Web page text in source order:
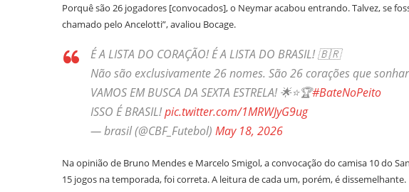
Porquê são 26 jogadores [convocados], o Neymar acabou entrando. Talvez, se
chamado pelo Ancelotti”, avaliou Bocage.
É A LISTA DO CORAÇÃO! É A LISTA DO BRASIL! 🇧🇷
Não são exclusivamente 26 nomes. São 26 corações que
VAMOS EM BUSCA DA SEXTA ESTRELA! 🌟⭐🏆#BateNoPeito
ISSO É BRASIL!pic.twitter.com/1MRWJyG9ug
— brasil (@CBF_Futebol) May 18, 2026
Na opinião de Bruno Mendes e Marcelo Smigol, a convocação do camisa 10 do
15 jogos na temporada, foi correta. A leitura de cada um, porém, é dissemelhante.